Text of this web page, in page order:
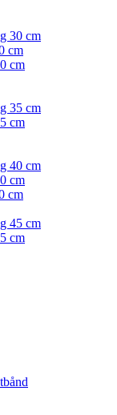
30 cm
cm
cm
35 cm
cm
40 cm
cm
cm
45 cm
cm